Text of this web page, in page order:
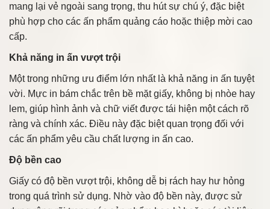
mang lại vẻ ngoài sang trọng, thu hút sự chú ý, đặc biệt
phù hợp cho các ấn phẩm quảng cáo hoặc thiệp mời cao
cấp.
Khả năng in ấn vượt trội
Một trong những ưu điểm lớn nhất là khả năng in ấn tuyệt
vời. Mực in bám chắc trên bề mặt giấy, không bị nhòe hay
lem, giúp hình ảnh và chữ viết được tái hiện một cách rõ
ràng và chính xác. Điều này đặc biệt quan trọng đối với
các ấn phẩm yêu cầu chất lượng in ấn cao.
Độ bền cao
Giấy có độ bền vượt trội, không dễ bị rách hay hư hỏng
trong quá trình sử dụng. Nhờ vào độ bền này, được sử